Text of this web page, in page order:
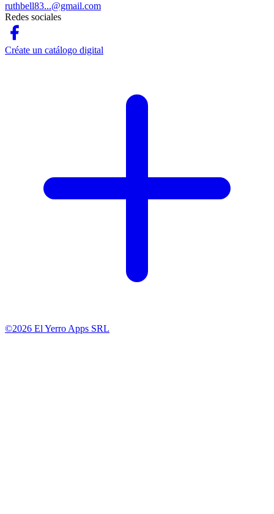
ruthbell83...@gmail.com
Redes sociales
Créate un catálogo digital
©2026 El Yerro Apps SRL